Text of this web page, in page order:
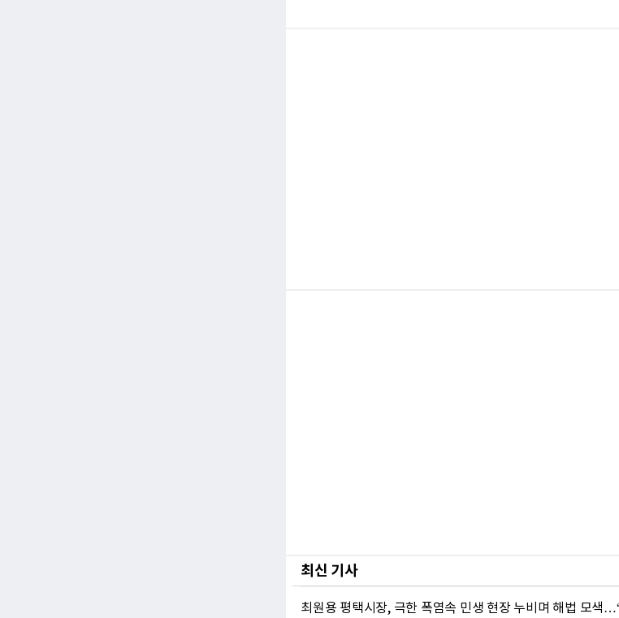
최신 기사
최원용 평택시장, 극한 폭염속 민생 현장 누비며 해법 모색